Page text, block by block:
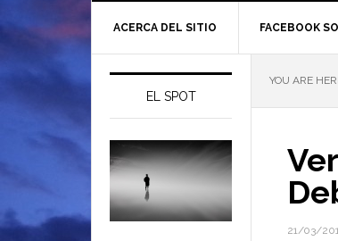
ACERCA DEL SITIO FACEBOOK
YOU ARE
21/03/
EL SPOT